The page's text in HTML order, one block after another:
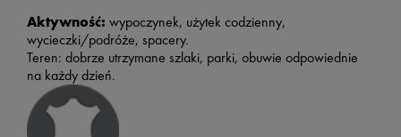
Aktywność: wypoczynek, użytek codzienny,
wycieczki/podróże, spacery.
Teren: dobrze utrzymane szlaki, parki, obuwie odpowiednie
na każdy dzień.